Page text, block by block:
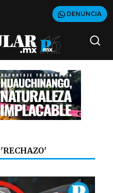
DENUNCIA
'RECHAZO'